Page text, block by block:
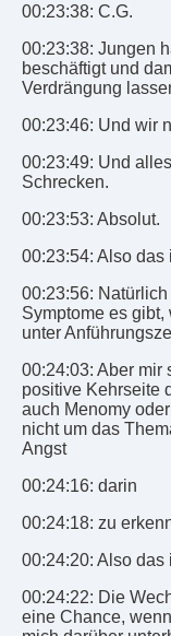
00:23:38: C.G.
00:23:38: Jungen
beschäftigt und
Verdrängung
00:23:46: Und wir
00:23:49: Und
Schrecken.
00:23:53: Absolut.
00:23:54: Also das
00:23:56:
Symptome es
unter
00:24:03: Aber mir
positive Kehrseite
auch Menomy
nicht um das
Angst
00:24:16: darin
00:24:18: zu
00:24:20: Also das
00:24:22: Die
eine Chance,